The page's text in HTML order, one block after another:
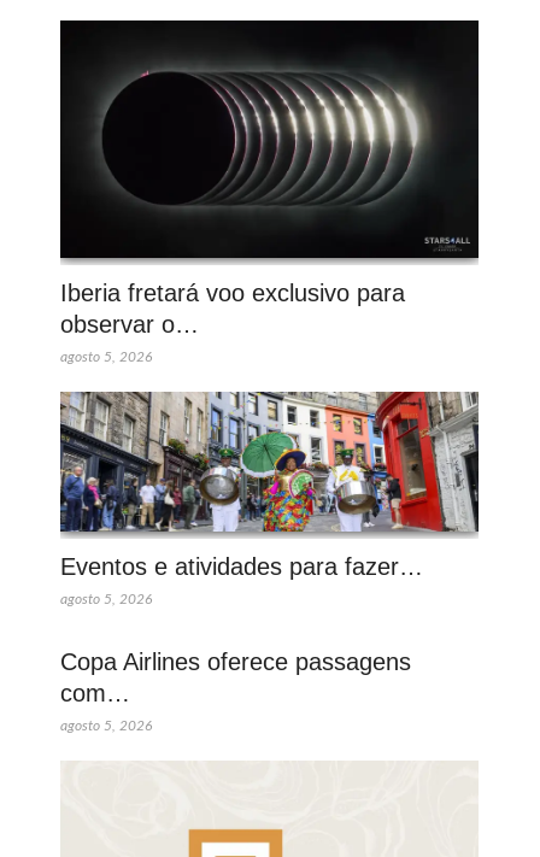
Iberia fretará voo exclusivo para
observar o…
agosto 5, 2026
Eventos e atividades para fazer…
agosto 5, 2026
Copa Airlines oferece passagens
com…
agosto 5, 2026